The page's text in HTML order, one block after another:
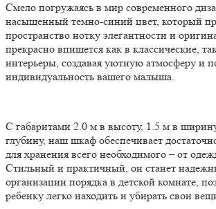
Смело погружаясь в мир современного
насыщенный темно-синий цвет, который
пространство нотку элегантности и
прекрасно впишется как в классические,
интерьеры, создавая уютную атмосферу и
индивидуальность вашего малыша.
С габаритами 2.0 м в высоту, 1.5 м в
глубину, наш шкаф обеспечивает
для хранения всего необходимого – от
Стильный и практичный, он станет
организации порядка в детской комнате,
ребенку легко находить и убирать свои